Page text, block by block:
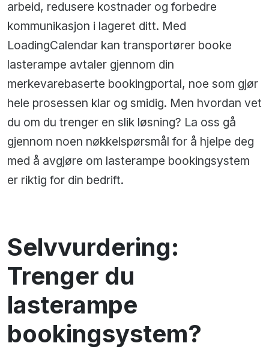
arbeid, redusere kostnader og forbedre
kommunikasjon i lageret ditt. Med
LoadingCalendar kan transportører booke
lasterampe avtaler gjennom din
merkevarebaserte bookingportal, noe som gjør
hele prosessen klar og smidig. Men hvordan vet
du om du trenger en slik løsning? La oss gå
gjennom noen nøkkelspørsmål for å hjelpe deg
med å avgjøre om lasterampe bookingsystem
er riktig for din bedrift.
Selvvurdering:
Trenger du
lasterampe
bookingsystem?